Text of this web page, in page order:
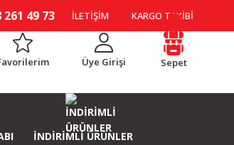
261 49 73 İLETİŞİM KARGO TAKİBİ
Üye Girişi Sepet
İNDİRİMLİ ÜRÜNLER